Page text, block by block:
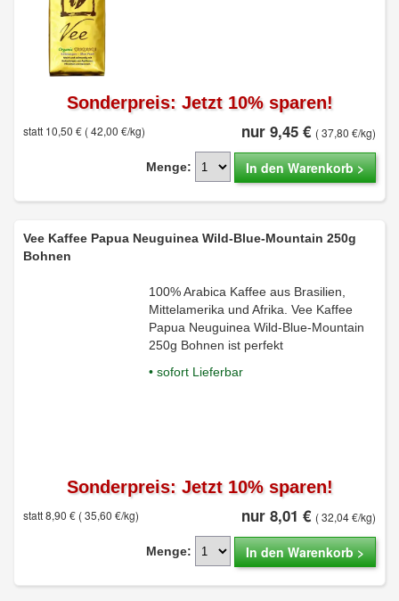
Sonderpreis: Jetzt 10% sparen!
statt 10,50 € ( 42,00 €/kg) nur 9,45 € ( 37,80 €/kg)
Menge: In den Warenkorb >
Vee Kaffee Papua Neuguinea Wild-Blue-Mountain 250g
Bohnen
100% Arabica Kaffee aus Brasilien,
Mittelamerika und Afrika. Vee Kaffee
Papua Neuguinea Wild-Blue-Mountain
250g Bohnen ist perfekt
• sofort Lieferbar
Sonderpreis: Jetzt 10% sparen!
statt 8,90 € ( 35,60 €/kg) nur 8,01 € ( 32,04 €/kg)
Menge: In den Warenkorb >